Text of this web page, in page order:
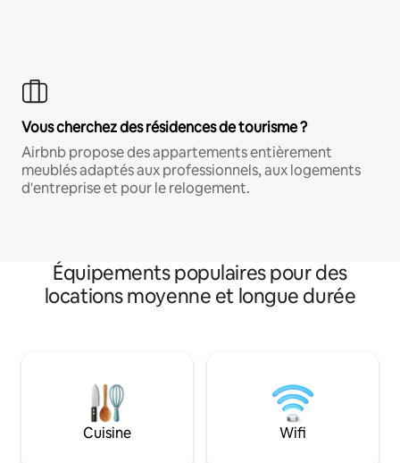
Vous cherchez des résidences de tourisme ?
Airbnb propose des appartements entièrement
meublés adaptés aux professionnels, aux logements
d'entreprise et pour le relogement.
Équipements populaires pour des
locations moyenne et longue durée
Cuisine Wifi